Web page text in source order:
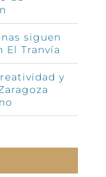
siguen
El Tranvía
y